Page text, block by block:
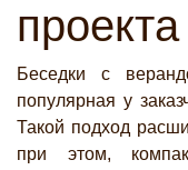
проекта
Беседки с
популярная у
Такой подход
при этом,